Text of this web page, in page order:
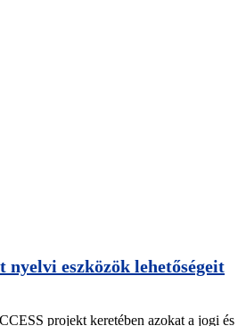
eszközök lehetőségeit
projekt keretében azokat a jogi és